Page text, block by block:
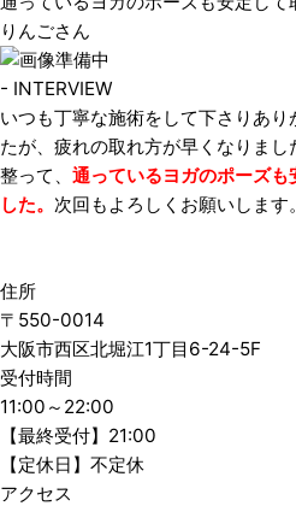
りんごさん
- INTERVIEW
いつも丁寧な施術をして下さりあ
たが、疲れの取れ方が早くなりま
整って、 通っているヨガのポーズ
した。 次回もよろしくお願いします。
住所
〒550-0014
大阪市西区北堀江1丁目6-24-5F
受付時間
11:00～22:00
【最終受付】21:00
【定休日】不定休
アクセス